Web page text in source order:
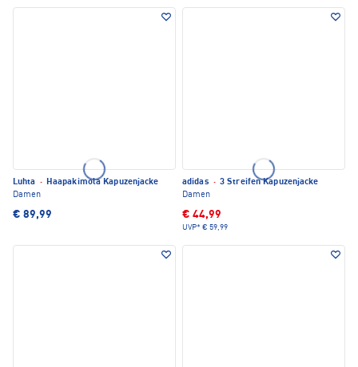
Luhta · Haapakimola Kapuzenjacke
Damen
€ 89,99
adidas · 3 Streifen Kapuzenjacke
Damen
€ 44,99
UVP* € 59,99